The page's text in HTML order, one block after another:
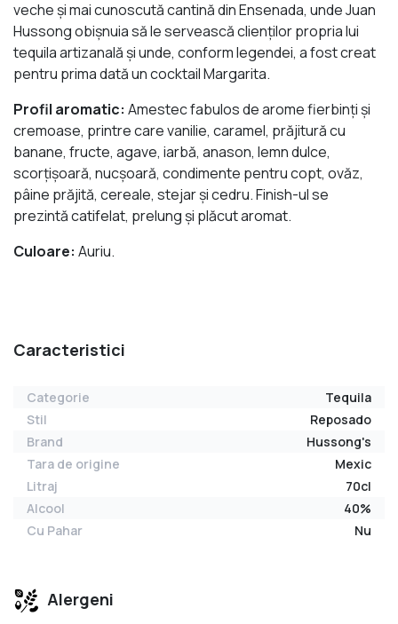
veche și mai cunoscută cantină din Ensenada, unde Juan
Hussong obișnuia să le servească clienților propria lui
tequila artizanală și unde, conform legendei, a fost creat
pentru prima dată un cocktail Margarita.
Profil aromatic: Amestec fabulos de arome fierbinți și
cremoase, printre care vanilie, caramel, prăjitură cu
banane, fructe, agave, iarbă, anason, lemn dulce,
scorțișoară, nucșoară, condimente pentru copt, ovăz,
pâine prăjită, cereale, stejar și cedru. Finish-ul se
prezintă catifelat, prelung și plăcut aromat.
Culoare: Auriu.
Caracteristici
Categorie
Tequila
Stil
Reposado
Brand
Hussong's
Tara de origine
Mexic
Litraj
70cl
Alcool
40%
Cu Pahar
Nu
Alergeni